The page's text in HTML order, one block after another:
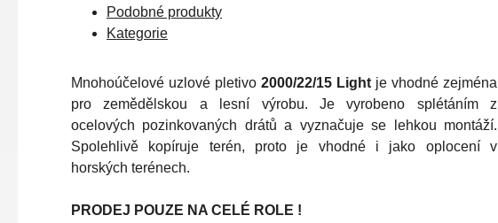
Podobné produkty
Kategorie
Mnohoúčelové uzlové pletivo 2000/22/15 Light je vhodné zejména
pro zemědělskou a lesní výrobu. Je vyrobeno splétáním z
ocelových pozinkovaných drátů a vyznačuje se lehkou montáží.
Spolehlivě kopíruje terén, proto je vhodné i jako oplocení v
horských terénech.
PRODEJ POUZE NA CELÉ ROLE !